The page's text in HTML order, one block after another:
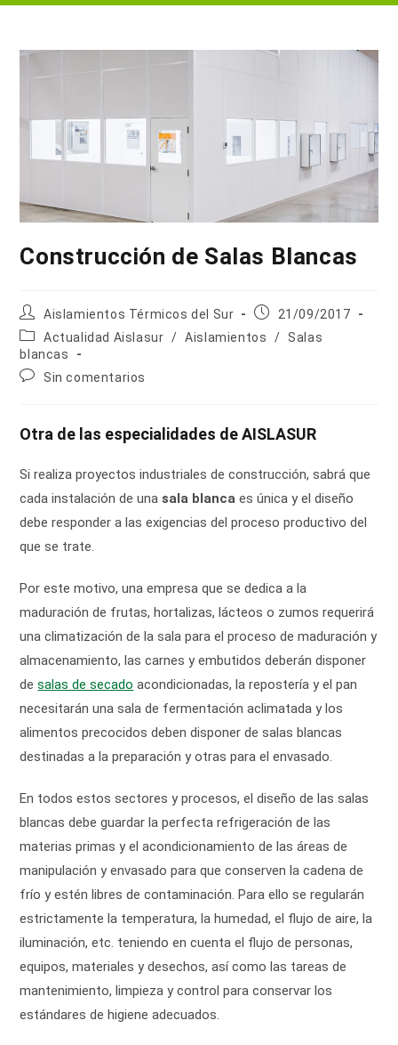
Construcción de Salas Blancas
Autor
de
la
entrada:
Aislamientos Térmicos del Sur
Publicación
la
21/09/2017
Categoría
de
la
entrada:
Actualidad Aislasur / Aislamientos / Salas
blancas
Comentarios
entrada:
Sin comentarios
Otra de las especialidades de AISLASUR
Si realiza proyectos industriales de construcción, sabrá que
cada instalación de unasala blanca es única y el diseño
debe responder a las exigencias del proceso productivo del
que se trate.
Por este motivo, una empresa que se dedica a la
maduración de frutas, hortalizas, lácteos o zumos requerirá
una climatización de la sala para el proceso de maduración y
almacenamiento, las carnes y embutidos deberán disponer
desalas de secado acondicionadas, la repostería y el pan
necesitarán una sala de fermentación aclimatada y los
alimentos precocidos deben disponer de salas blancas
destinadas a la preparación y otras para el envasado.
En todos estos sectores y procesos, el diseño de las salas
blancas debe guardar la perfecta refrigeración de las
materias primas y el acondicionamiento de las áreas de
manipulación y envasado para que conserven la cadena de
frío y estén libres de contaminación. Para ello se regularán
estrictamente la temperatura, la humedad, el flujo de aire, la
iluminación, etc. teniendo en cuenta el flujo de personas,
equipos, materiales y desechos, así como las tareas de
mantenimiento, limpieza y control para conservar los
estándares de higiene adecuados.